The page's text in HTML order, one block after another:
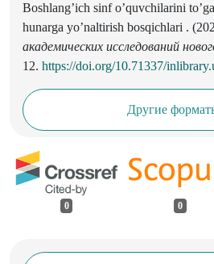
Boshlang’ich sinf o’quvchilarini
hunarga yo’naltirish bosqichlari .
академических исследований
12. https://doi.org/10.71337/
Другие
0 0